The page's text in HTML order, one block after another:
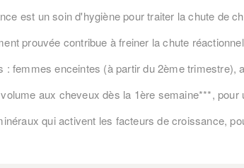
est un soin d'hygiène pour traiter la chute de
prouvée contribue à freiner la chute
femmes enceintes (à partir du 2ème
aux cheveux dès la 1ère semaine***, pour
qui activent les facteurs de croissance,